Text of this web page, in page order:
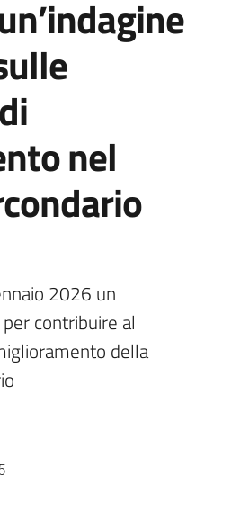
nel
2026 un
contribuire al
della